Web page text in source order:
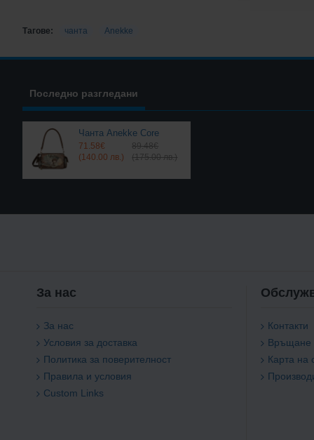
Тагове: чанта Anekke
Последно разгледани
Чанта Anekke Core
71.58€
(140.00 лв.)
89.48€
(175.00 лв.)
За нас
За нас
Условия за доставка
Политика за поверителност
Правила и условия
Custom Links
Контакти
Връщане
Карта на